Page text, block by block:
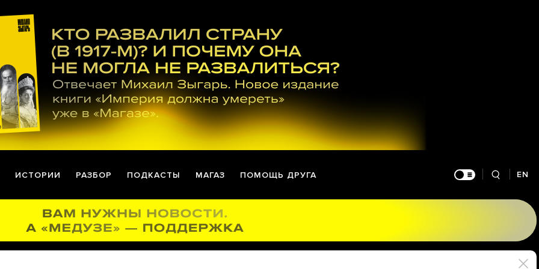
ИСТОРИИ РАЗБОР ПОДКАСТЫ МАГАЗ ПОМОЩЬ ДРУГА EN